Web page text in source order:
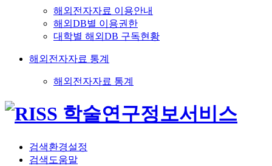
해외전자자료 이용안내
해외DB별 이용권한
대학별 해외DB 구독현황
해외전자자료 통계
해외전자자료 통계
검색환경설정
검색도움말